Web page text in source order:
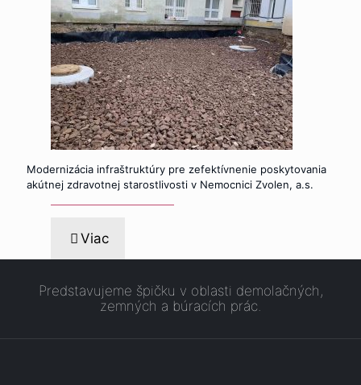
Modernizácia infraštruktúry pre zefektívnenie poskytovania
akútnej zdravotnej starostlivosti v Nemocnici Zvolen, a.s.
Viac
Predstavujeme špičku v oblasti demolačných,
zemných a búracích prác.